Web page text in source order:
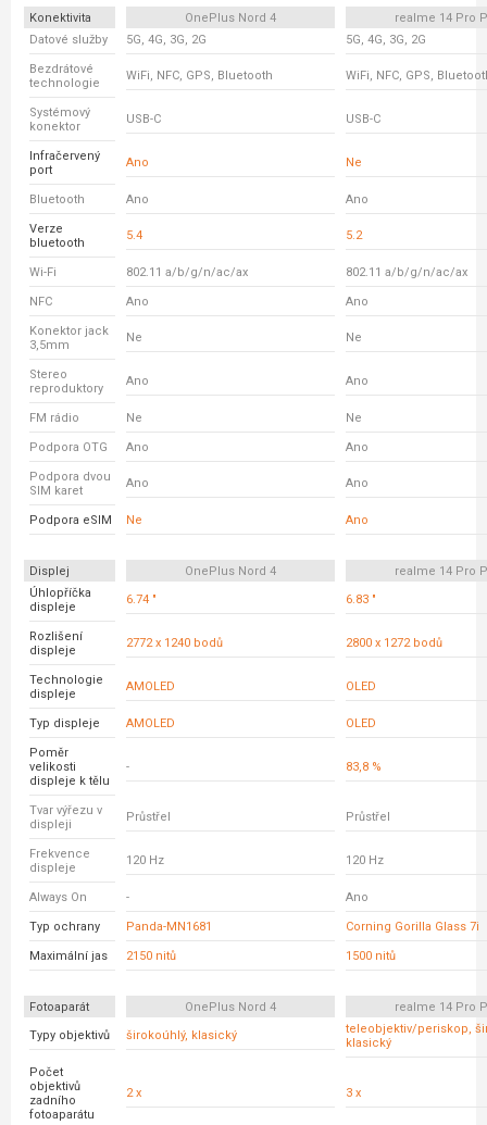
Konektivita OnePlus Nord 4
realme 14 Pro
Datové služby
5G, 4G, 3G, 2G 5G, 4G, 3G, 2G
Bezdrátové
technologie
WiFi, NFC, GPS, Bluetooth WiFi, NFC, GPS,
Systémový
konektor
USB-C USB-C
Infračervený
port
Ano Ne
Bluetooth Ano Ano
Verze
bluetooth
5.4 5.2
Wi-Fi 802.11 a/b/g/n/ac/ax 802.11 a/b/g/n/ac/ax
NFC Ano Ano
Konektor jack
3,5mm
Ne Ne
Stereo
reproduktory
Ano Ano
FM rádio Ne Ne
Podpora OTG Ano Ano
Podpora dvou
SIM karet
Ano Ano
Podpora eSIM Ne Ano
Displej OnePlus Nord 4
realme 14 Pro
Úhlopříčka
displeje
6.74 " 6.83 "
Rozlišení
displeje
2772 x 1240 bodů 2800 x 1272 bodů
Technologie
displeje
AMOLED OLED
Typ displeje AMOLED OLED
Poměr
velikosti
displeje k tělu
- 83,8 %
Tvar výřezu v
displeji
Průstřel Průstřel
Frekvence
displeje
120 Hz 120 Hz
Always On - Ano
Typ ochrany Panda-MN1681 Corning Gorilla Glass 7i
Maximální jas 2150 nitů 1500 nitů
Fotoaparát OnePlus Nord 4
realme 14 Pro
Typy objektivů
širokoúhlý, klasický
teleobjektiv/periskop,
klasický
Počet
objektivů
zadního
fotoaparátu
2 x 3 x